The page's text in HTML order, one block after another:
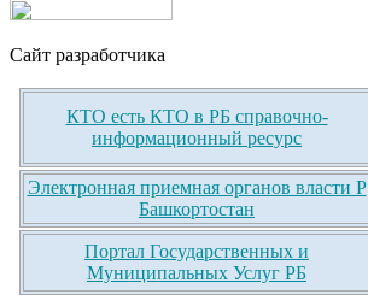
Сайт разработчика
КТО есть КТО в РБ справочно-
информационный ресурс
Электронная приемная органов власти Р
Башкортостан
Портал Государственных и
Муниципальных Услуг РБ